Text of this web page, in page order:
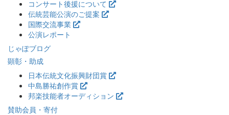
コンサート後援について
伝統芸能公演のご提案
国際交流事業
公演レポート
じゃぽブログ
顕彰・助成
日本伝統文化振興財団賞
中島勝祐創作賞
邦楽技能者オーディション
賛助会員・寄付